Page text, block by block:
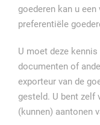
goederen kan u
preferentiële
U moet deze
documenten of
exporteur van de
gesteld. U bent zelf
(kunnen) aantonen